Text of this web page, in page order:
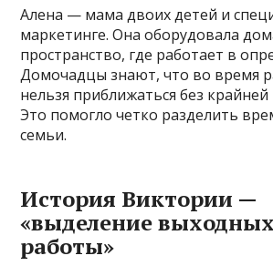
Алена — мама двоих детей и
маркетинге. Она оборудовала
пространство, где работает в
Домочадцы знают, что во время
нельзя приближаться без
Это помогло четко разделить
семьи.
История Виктории —
«выделение
работы»